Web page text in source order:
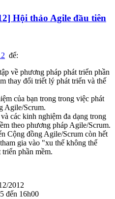
Hội thảo Agile đầu tiên
để:
về phương pháp phát triển phần
thay đổi triết lý phát triển và thế
của bạn trong trong việc phát
Agile/Scrum.
các kinh nghiệm đa dạng trong
theo phương pháp Agile/Scrum.
Cộng đồng Agile/Scrum còn hết
gia vào "xu thế không thể
phần mềm.
2012
đến 16h00